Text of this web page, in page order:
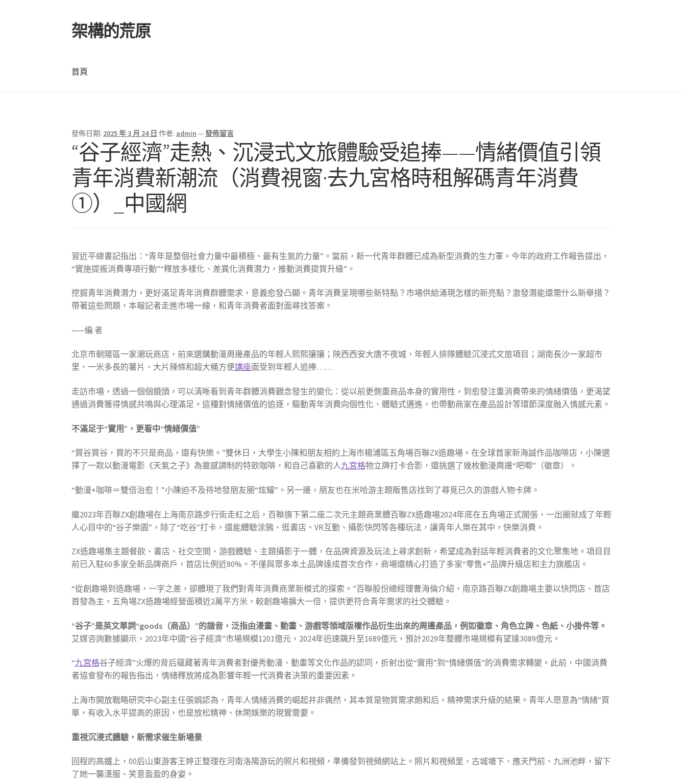
跳
至
覽
列
跳
至
要
內
架構的荒原
首頁
發佈日期: 2025 年 3 月 24 日 作者: admin —發佈留言
“谷子經濟”走熱、沉浸式文旅體驗受追捧——情緒價值引領
青年消費新潮流（消費視窗·去九宮格時租解碼青年消費
①）_中國網
習近平總書記指出：“青年是整個社會力量中最積極、最有生氣的力量”。當前，新一代青年群體已成為新型消費的生力軍。今年的政府工作報告提出，
“實施提振消費專項行動”“釋放多樣化、差異化消費潛力，推動消費提質升級”。
挖掘青年消費潛力，更好滿足青年消費群體需求，意義愈發凸顯。青年消費呈現哪些新特點？市場供給涌現怎樣的新亮點？激發潛能還需什么新舉措？
帶著這些問題，本報記者走進市場一線，和青年消費者面對面尋找答案。
——編 者
北京市朝陽區一家潮玩商店，前來選購動漫周邊產品的年輕人熙熙攘攘；陜西西安大唐不夜城，年輕人排隊體驗沉浸式文旅項目；湖南長沙一家超市
里，一米多長的薯片、大片辣條和超大桶方便講座面受到年輕人追捧……
走訪市場，透過一個個鏡頭，可以清晰看到青年群體消費觀念發生的變化：從以前更側重商品本身的實用性，到愈發注重消費帶來的情緒價值，更渴望
通過消費獲得情感共鳴與心理滿足。這種對情緒價值的追逐，驅動青年消費向個性化、體驗式邁進，也帶動商家在產品設計等環節深度融入情感元素。
不滿足于“實用”，更看中“情緒價值”
“買谷買谷，買的不只是商品，還有快樂。”雙休日，大學生小陳和朋友相約上海市楊浦區五角場百聯ZX造趣場。在全球首家新海誠作品咖啡店，小陳選
擇了一款以動漫電影《天氣之子》為靈感調制的特飲咖啡，和自己喜歡的人九宮格物立牌打卡合影，還挑選了幾枚動漫周邊“吧唧”（徽章）。
“動漫+咖啡＝雙倍治愈！”小陳迫不及待地發朋友圈“炫耀”。另一邊，朋友也在米哈游主題販售店找到了尋覓已久的游戲人物卡牌。
繼2023年百聯ZX創趣場在上海南京路步行街走紅之后，百聯旗下第二座二次元主題商業體百聯ZX造趣場2024年底在五角場正式開張，一出圈就成了年輕
人心目中的“谷子樂園”，除了“吃谷”打卡，還能體驗涂鴉、逛書店、VR互動、攝影快閃等各種玩法，讓青年人樂在其中，快樂消費。
ZX造趣場集主題餐飲、書店、社交空間、游戲體驗、主題攝影于一體，在品牌資源及玩法上尋求創新，希望成為對話年輕消費者的文化聚集地。項目目
前已入駐60多家全新品牌商戶，首店比例近80%。不僅與眾多本土品牌達成首次合作，商場還精心打造了多家“零售+”品牌升級店和主力旗艦店。
“從創趣場到造趣場，一字之差，卻體現了我們對青年消費商業新模式的探索。”百聯股份總經理曹海倫介紹，南京路百聯ZX創趣場主要以快閃店、首店
首發為主，五角場ZX造趣場經營面積近2萬平方米，較創趣場擴大一倍，提供更符合青年需求的社交體驗。
“谷子”是英文單詞“goods（商品）”的諧音，泛指由漫畫、動畫、游戲等領域版權作品衍生出來的周邊產品，例如徽章、角色立牌、色紙、小掛件等。
艾媒咨詢數據顯示，2023年中國“谷子經濟”市場規模1201億元，2024年迅速飆升至1689億元，預計2029年整體市場規模有望達3089億元。
“九宮格谷子經濟”火爆的背后蘊藏著青年消費者對優秀動漫、動畫等文化作品的認同，折射出從“實用”到“情緒價值”的消費需求轉變。此前，中國消費
者協會發布的報告指出，情緒釋放將成為影響年輕一代消費者決策的重要因素。
上海市開放戰略研究中心副主任張娟認為，青年人情緒消費的崛起并非偶然，其本質是物質需求飽和后，精神需求升級的結果。青年人愿意為“情緒”買
單，有收入水平提高的原因，也是放松精神、休閑娛樂的現實需要。
重視沉浸式體驗，新需求催生新場景
回程的高鐵上，00后山東游客王婷正整理在河南洛陽游玩的照片和視頻，準備發到視頻網站上。照片和視頻里，古城墻下、應天門前、九洲池畔，留下
了她一襲漢服、笑意盈盈的身姿。